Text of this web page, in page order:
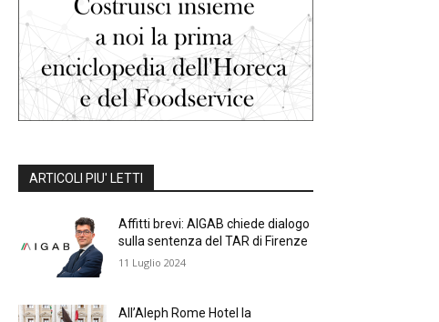
ARTICOLI PIU' LETTI
Affitti brevi: AIGAB chiede dialogo
sulla sentenza del TAR di Firenze
11 Luglio 2024
All’Aleph Rome Hotel la